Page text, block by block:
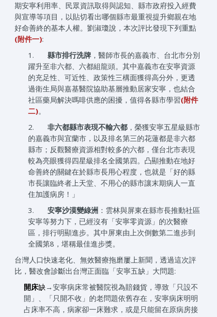
期安寧利用率、民眾資訊取得與認知、縣市政府投入經費
與宣導等項目，以貼切看出哪個縣市最重視提升鄉親在地
好命善終的基本人權。劉淑瓊說，本次評比發現下列重點
(附件一):
1.縣市排行洗牌 ，醫師市長的嘉義市、台北市分別
躍升至非六都、六都組龍頭。其中嘉義市在安寧資源
的充足性、可近性、政策性三構面獲得高分外，更透
過衛生局與嘉基醫院協助基層推動居家安寧，也結合
社區藥局解決嗎啡供應的困擾，值得各縣市學習(附件
二)。
2.非六都縣市表現不輸六都 ，榮獲安寧五星級縣市
的嘉義市與宜蘭市，以及排名第三的花蓮都是非六都
縣市；反觀醫療資源相對較多的六都，僅台北市表現
較為亮眼獲得四星級排名全國第四。凸顯推動在地好
命善終的關鍵在於縣市長用心程度，也就是「好的縣
市長讓臨終者上天堂、不用心的縣市讓末期病人一直
住加護病房！」
3.安寧沙漠變綠洲 ：雲林與屏東在縣市長推動社區
安寧等努力下，已經沒有「安寧零資源」的次醫療
區，排行明顯進步。其中屏東由上次倒數第二進步到
全國第8，堪稱最佳進步獎。
台灣人口快速老化、無效醫療拖磨屢上新聞，透過這次評
比，醫改會診斷出台灣正面臨「安寧五缺」大問題:
開床缺→安寧病床常被醫院視為賠錢貨，導致「只設不
開」、「只開不收」的老問題依舊存在，安寧病床明明
占床率不高，病家卻一床難求，或是只能留在原病房接